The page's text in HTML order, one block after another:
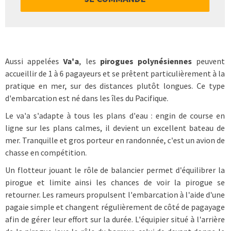
Aussi appeléesVa'a, les pirogues polynésiennes peuvent
accueillir de 1 à 6 pagayeurs et se prêtent particulièrement à la
pratique en mer, sur des distances plutôt longues. Ce type
d'embarcation est né dans les îles du Pacifique.
Le va'a s'adapte à tous les plans d'eau : engin de course en
ligne sur les plans calmes, il devient un excellent bateau de
mer. Tranquille et gros porteur en randonnée, c'est un avion de
chasse en compétition.
Un flotteur jouant le rôle de balancier permet d'équilibrer la
pirogue et limite ainsi les chances de voir la pirogue se
retourner. Les rameurs propulsent l'embarcation à l'aide d'une
pagaie simple et changent régulièrement de côté de pagayage
afin de gérer leur effort sur la durée. L'équipier situé à l'arrière